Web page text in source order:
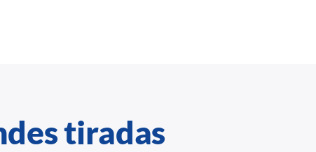
tiradas